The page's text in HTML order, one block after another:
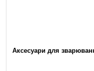
Аксесуари для